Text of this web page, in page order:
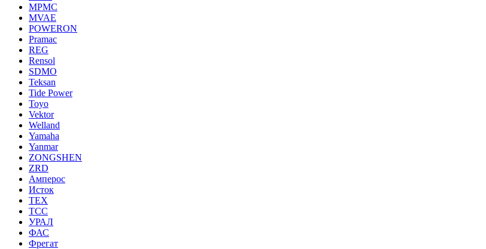
MPMC
MVAE
POWERON
Pramac
REG
Rensol
SDMO
Teksan
Tide Power
Toyo
Vektor
Welland
Yamaha
Yanmar
ZONGSHEN
ZRD
Амперос
Исток
ТЕХ
ТСС
УРАЛ
ФАС
Фрегат